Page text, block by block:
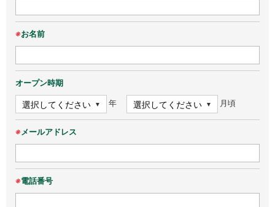
※お名前
オープン時期
年 月頃
※メールアドレス
※電話番号